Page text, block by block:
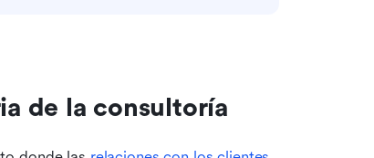
de la consultoría